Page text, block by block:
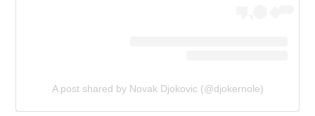
A post shared by Novak Djokovic (@djokernole)